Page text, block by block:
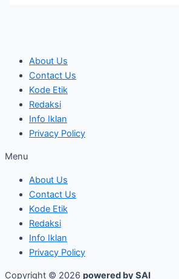
About Us
Contact Us
Kode Etik
Redaksi
Info Iklan
Privacy Policy
Menu
About Us
Contact Us
Kode Etik
Redaksi
Info Iklan
Privacy Policy
Copyright © 2026 powered by SAI